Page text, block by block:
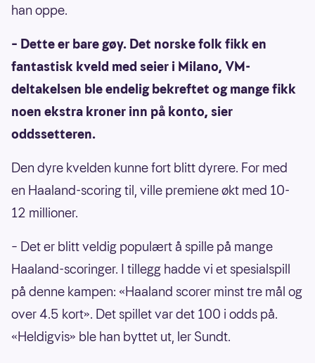
han oppe.
– Dette er bare gøy. Det norske folk fikk en
fantastisk kveld med seier i Milano, VM-
deltakelsen ble endelig bekreftet og mange fikk
noen ekstra kroner inn på konto, sier
oddssetteren.
Den dyre kvelden kunne fort blitt dyrere. For med
en Haaland-scoring til, ville premiene økt med 10-
12 millioner.
– Det er blitt veldig populært å spille på mange
Haaland-scoringer. I tillegg hadde vi et spesialspill
på denne kampen: «Haaland scorer minst tre mål og
over 4.5 kort». Det spillet var det 100 i odds på.
«Heldigvis» ble han byttet ut, ler Sundt.